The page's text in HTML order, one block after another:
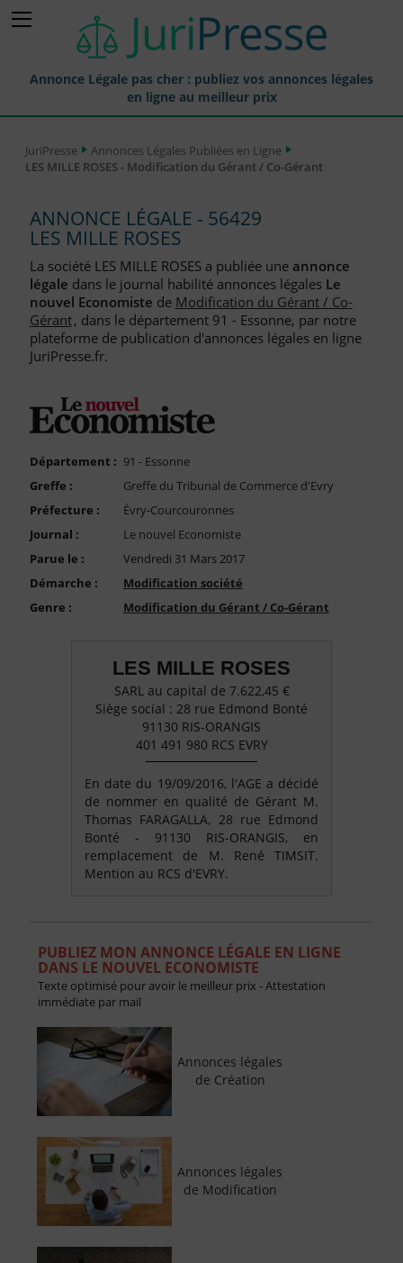
Annonce Légale pas cher : publiez vos annonces légales
en ligne au meilleur prix
Annonces Légales Publiées
Journaux Habilités (JAL) Annonces Légales
Départements pour la Publication d'Annonces Légales
Liste des Greffes
Liste des CCI
FAQ
Compte PRO
JuriPresse
Annonces Légales Publiées en Ligne
LES MILLE ROSES - Modification du Gérant / Co-Gérant
ANNONCE LÉGALE - 56429
LES MILLE ROSES
La société LES MILLE ROSES a publiée une annonce
légale dans le journal habilité annonces légales Le
nouvel Economiste de Modification du Gérant / Co-
Gérant, dans le département 91 - Essonne, par notre
plateforme de publication d'annonces légales en ligne
JuriPresse.fr.
Département : 91 - Essonne
Greffe :
Greffe du Tribunal de Commerce d'Evry
Préfecture :
Évry-Courcouronnes
Journal :
Le nouvel Economiste
Parue le :
Vendredi 31 Mars 2017
Démarche :
Modification société
Genre :
Modification du Gérant / Co-Gérant
LES MILLE ROSES
SARL au capital de 7.622,45 €
Siège social : 28 rue Edmond Bonté
91130 RIS-ORANGIS
401 491 980 RCS EVRY
En date du 19/09/2016, l'AGE a décidé
de nommer en qualité de Gérant M.
Thomas FARAGALLA, 28 rue Edmond
Bonté - 91130 RIS-ORANGIS, en
remplacement de M. René TIMSIT.
Mention au RCS d'EVRY.
PUBLIEZ MON ANNONCE LÉGALE EN LIGNE
DANS LE NOUVEL ECONOMISTE
Texte optimisé pour avoir le meilleur prix - Attestation
immédiate par mail
Annonces légales
de Création
Annonces légales
de Modification